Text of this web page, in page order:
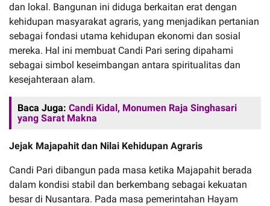
dan lokal. Bangunan ini diduga berkaitan erat dengan
kehidupan masyarakat agraris, yang menjadikan pertanian
sebagai fondasi utama kehidupan ekonomi dan sosial
mereka. Hal ini membuat Candi Pari sering dipahami
sebagai simbol keseimbangan antara spiritualitas dan
kesejahteraan alam.
Baca Juga: Candi Kidal, Monumen Raja Singhasari
yang Sarat Makna
Jejak Majapahit dan Nilai Kehidupan Agraris
Candi Pari dibangun pada masa ketika Majapahit berada
dalam kondisi stabil dan berkembang sebagai kekuatan
besar di Nusantara. Pada masa pemerintahan Hayam